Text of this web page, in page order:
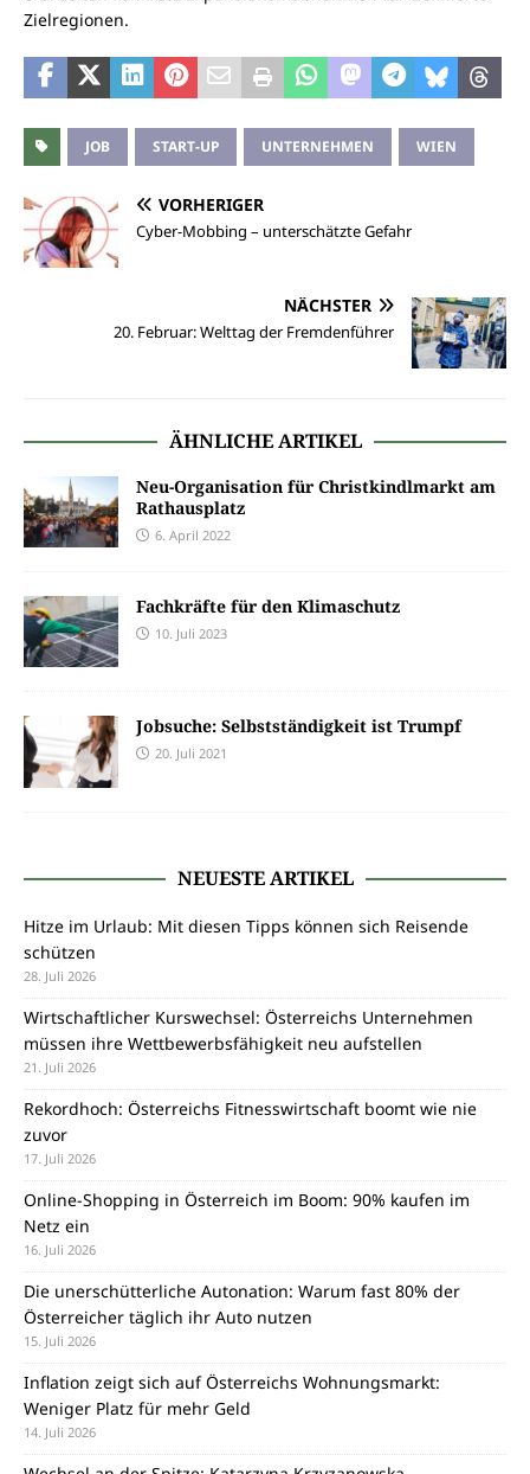
Zielregionen.
JOB START-UP UNTERNEHMEN WIEN
VORHERIGER
Cyber-Mobbing – unterschätzte Gefahr
NÄCHSTER
20. Februar: Welttag der Fremdenführer
ÄHNLICHE ARTIKEL
Neu-Organisation für Christkindlmarkt am
Rathausplatz
6. April 2022
Fachkräfte für den Klimaschutz
10. Juli 2023
Jobsuche: Selbstständigkeit ist Trumpf
20. Juli 2021
NEUESTE ARTIKEL
Hitze im Urlaub: Mit diesen Tipps können sich Reisende
schützen
28. Juli 2026
Wirtschaftlicher Kurswechsel: Österreichs Unternehmen
müssen ihre Wettbewerbsfähigkeit neu aufstellen
21. Juli 2026
Rekordhoch: Österreichs Fitnesswirtschaft boomt wie nie
zuvor
17. Juli 2026
Online-Shopping in Österreich im Boom: 90% kaufen im
Netz ein
16. Juli 2026
Die unerschütterliche Autonation: Warum fast 80% der
Österreicher täglich ihr Auto nutzen
15. Juli 2026
Inflation zeigt sich auf Österreichs Wohnungsmarkt:
Weniger Platz für mehr Geld
14. Juli 2026